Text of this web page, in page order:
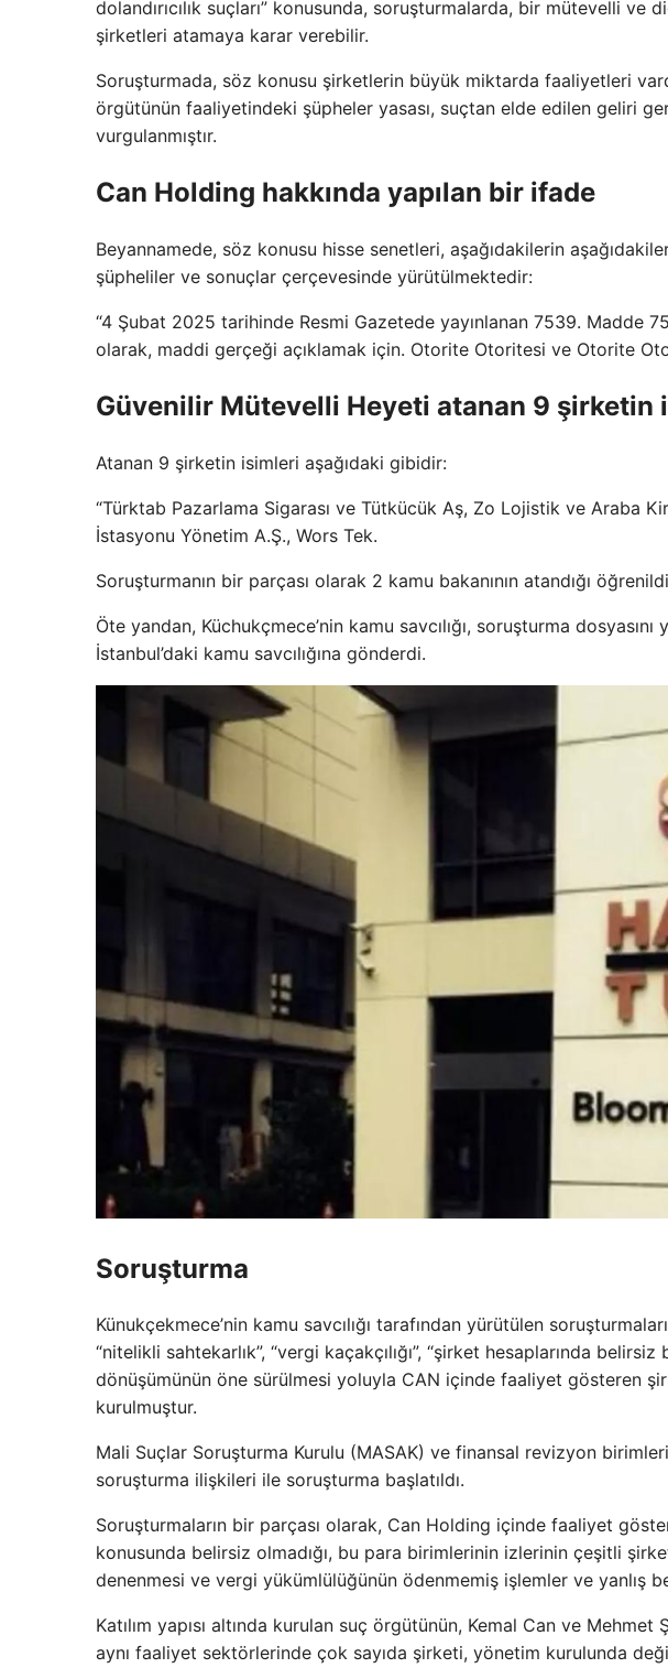
dolandırıcılık suçları” konusunda, soruşturmalarda, bir mütevelli
şirketleri atamaya karar verebilir.
Soruşturmada, söz konusu şirketlerin büyük miktarda faaliyetleri
örgütünün faaliyetindeki şüpheler yasası, suçtan elde edilen geliri
vurgulanmıştır.
Can Holding hakkında yapılan bir ifade
Beyannamede, söz konusu hisse senetleri, aşağıdakilerin
şüpheliler ve sonuçlar çerçevesinde yürütülmektedir:
“4 Şubat 2025 tarihinde Resmi Gazetede yayınlanan 7539. Madde
olarak, maddi gerçeği açıklamak için. Otorite Otoritesi ve Otorite
Güvenilir Mütevelli Heyeti atanan 9 şirketin
Atanan 9 şirketin isimleri aşağıdaki gibidir:
“Türktab Pazarlama Sigarası ve Tütkücük Aş, Zo Lojistik ve Araba
İstasyonu Yönetim A.Ş., Wors Tek.
Soruşturmanın bir parçası olarak 2 kamu bakanının atandığı
Öte yandan, Küchukçmece’nin kamu savcılığı, soruşturma
İstanbul’daki kamu savcılığına gönderdi.
Soruşturma
Künukçekmece’nin kamu savcılığı tarafından yürütülen
“nitelikli sahtekarlık”, “vergi kaçakçılığı”, “şirket hesaplarında
dönüşümünün öne sürülmesi yoluyla CAN içinde faaliyet gösteren
kurulmuştur.
Mali Suçlar Soruşturma Kurulu (MASAK) ve finansal revizyon
soruşturma ilişkileri ile soruşturma başlatıldı.
Soruşturmaların bir parçası olarak, Can Holding içinde faaliyet
konusunda belirsiz olmadığı, bu para birimlerinin izlerinin çeşitli
denenmesi ve vergi yükümlülüğünün ödenmemiş işlemler ve yanlış
Katılım yapısı altında kurulan suç örgütünün, Kemal Can ve
aynı faaliyet sektörlerinde çok sayıda şirketi, yönetim kurulunda